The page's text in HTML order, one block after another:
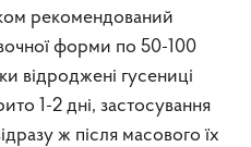
рекомендований
форми по 50-100
відроджені гусениці
1-2 дні, застосування
ж після масового їх